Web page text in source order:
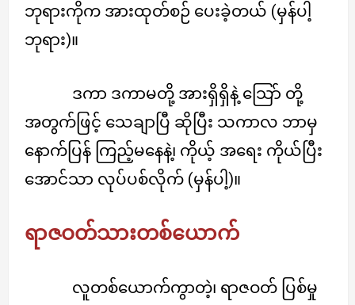
ဘုရားကိုက အားထုတ်စဉ် ပေးခဲ့တယ် (မှန်ပါ့
ဘုရား)။
ဒကာ ဒကာမတို့ အားရှိရှိနဲ့ သြော် တို့
အတွက်ဖြင့် သေချာပြီ ဆိုပြီး သကာလ ဘာမှ
နောက်ပြန် ကြည့်မနေနဲ့၊ ကိုယ့် အရေး ကိုယ်ပြီး
အောင်သာ လုပ်ပစ်လိုက် (မှန်ပါ့)။
ရာဇဝတ်သားတစ်ယောက်
လူတစ်ယောက်ကွာတဲ့၊ ရာဇဝတ် ပြစ်မှု